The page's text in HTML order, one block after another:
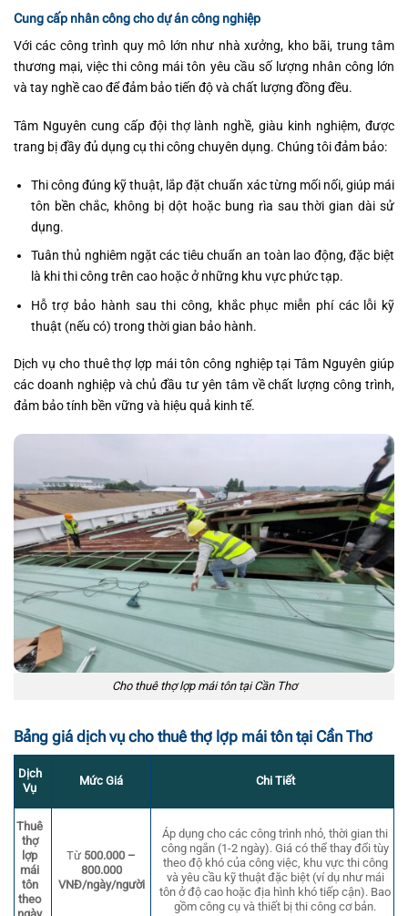
Cung cấp nhân công cho dự án công nghiệp
Với các công trình quy mô lớn như nhà xưởng, kho bãi, trung tâm
thương mại, việc thi công mái tôn yêu cầu số lượng nhân công lớn
và tay nghề cao để đảm bảo tiến độ và chất lượng đồng đều.
Tâm Nguyên cung cấp đội thợ lành nghề, giàu kinh nghiệm, được
trang bị đầy đủ dụng cụ thi công chuyên dụng. Chúng tôi đảm bảo:
Thi công đúng kỹ thuật, lắp đặt chuẩn xác từng mối nối, giúp mái
tôn bền chắc, không bị dột hoặc bung rìa sau thời gian dài sử
dụng.
Tuân thủ nghiêm ngặt các tiêu chuẩn an toàn lao động, đặc biệt
là khi thi công trên cao hoặc ở những khu vực phức tạp.
Hỗ trợ bảo hành sau thi công, khắc phục miễn phí các lỗi kỹ
thuật (nếu có) trong thời gian bảo hành.
Dịch vụ cho thuê thợ lợp mái tôn công nghiệp tại Tâm Nguyên giúp
các doanh nghiệp và chủ đầu tư yên tâm về chất lượng công trình,
đảm bảo tính bền vững và hiệu quả kinh tế.
Cho thuê thợ lợp mái tôn tại Cần Thơ
Bảng giá dịch vụ cho thuê thợ lợp mái tôn tại Cần Thơ
Dịch
Vụ
Mức Giá Chi Tiết
Thuê
thợ
lợp
mái
tôn
theo
Từ 500.000 –
800.000
VNĐ/ngày/người
Áp dụng cho các công trình nhỏ, thời gian thi
công ngắn (1-2 ngày). Giá có thể thay đổi tùy
theo độ khó của công việc, khu vực thi công
và yêu cầu kỹ thuật đặc biệt (ví dụ như mái
tôn ở độ cao hoặc địa hình khó tiếp cận). Bao
gồm công cụ và thiết bị thi công cơ bản.